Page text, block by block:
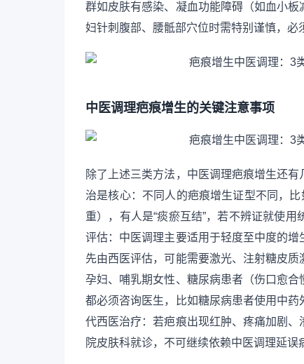
群如皮肤有感染、凝血功能障碍（如血小
妇针刺腹部、腰骶部穴位时需特别谨慎，必
中医调理疤痕增生的关键注意事项
除了上述三类方法，中医调理疤痕增生还
治是核心：不同人的疤痕增生证型不同，
重），有人是“痰瘀互结”，若不辨证就使
评估：中医调理主要适用于轻度至中度的
先由西医评估，可能需要激光、注射糖皮
孕妇、哺乳期女性、糖尿病患者（伤口愈合
都必须咨询医生，比如糖尿病患者使用中
代西医治疗：若疤痕出现红肿、疼痛加剧
院皮肤科就诊，不可继续依赖中医调理延误